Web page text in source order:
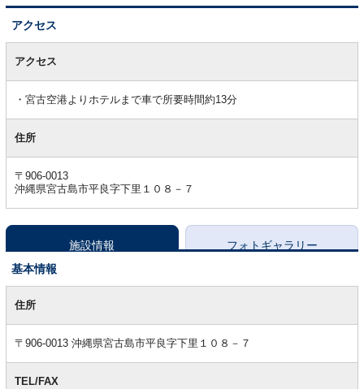
アクセス
アクセス
宮古空港よりホテルまで車で所要時間約13分
住所
〒906-0013
沖縄県宮古島市平良字下里１０８－７
施設情報
フォトギャラリー
基本情報
本住所
〒906-0013 沖縄県宮古島市平良字下里１０８－７
TEL/FAX